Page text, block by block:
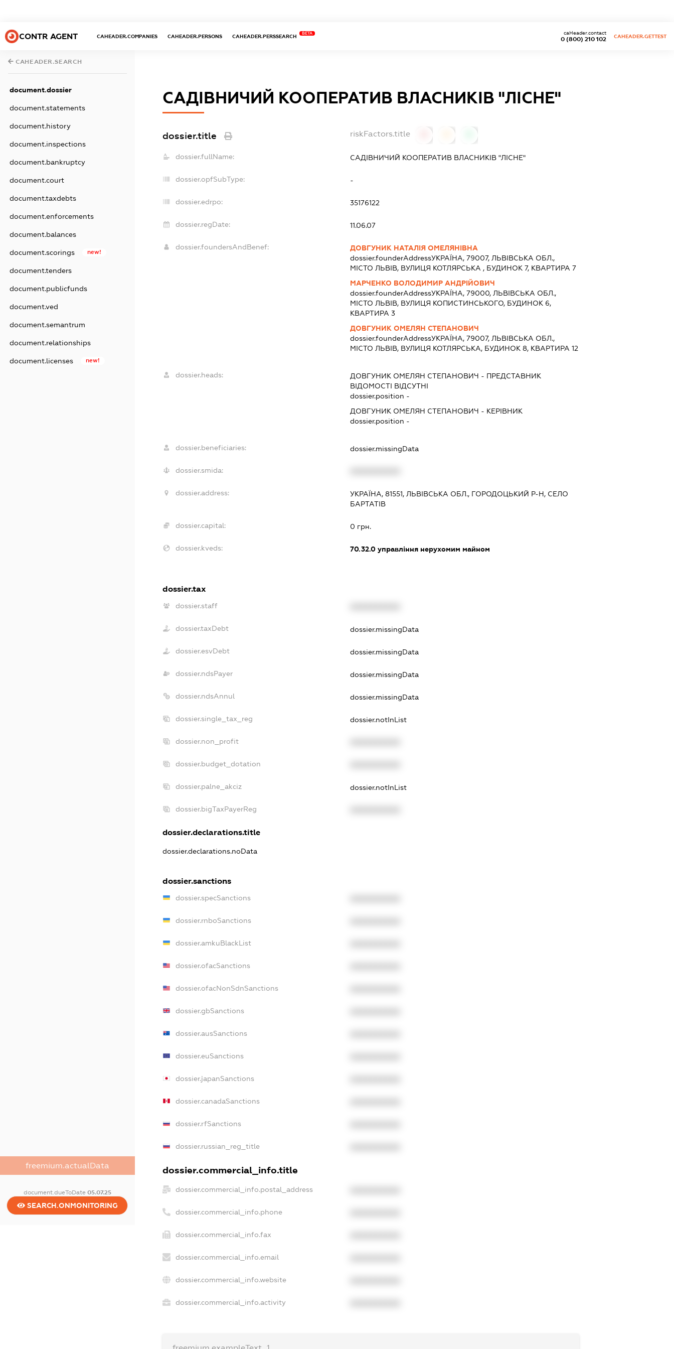
CONTR AGENT CAHEADER.COMPANIES CAHEADER.PERSONS CAHEADER.PERSSEARCH
BETA
0 (800) 210 102
caHeader.contact
CAHEADER.GETTEST
CAHEADER.SEARCH
document.dossier
document.statements
document.history
document.inspections
document.bankruptcy
document.court
document.taxdebts
document.enforcements
document.balances
document.scorings new!
document.tenders
document.publicfunds
document.ved
document.semantrum
document.relationships
document.licenses new!
freemium.actualData
document.dueToDate 05.07.25
SEARCH.ONMONITORING
САДІВНИЧИЙ КООПЕРАТИВ ВЛАСНИКІВ "ЛІСНЕ"
dossier.title riskFactors.title
dossier.fullName: САДІВНИЧИЙ КООПЕРАТИВ ВЛАСНИКІВ "ЛІСНЕ"
dossier.opfSubType: -
dossier.edrpo: 35176122
dossier.regDate: 11.06.07
dossier.foundersAndBenef:
ДОВГУНИК НАТАЛІЯ ОМЕЛЯНІВНА
dossier.founderAddressУКРАЇНА, 79007, ЛЬВІВСЬКА ОБЛ.,
МІСТО ЛЬВІВ, ВУЛИЦЯ КОТЛЯРСЬКА , БУДИНОК 7, КВАРТИРА 7
МАРЧЕНКО ВОЛОДИМИР АНДРІЙОВИЧ
dossier.founderAddressУКРАЇНА, 79000, ЛЬВІВСЬКА ОБЛ.,
МІСТО ЛЬВІВ, ВУЛИЦЯ КОПИСТИНСЬКОГО, БУДИНОК 6,
КВАРТИРА 3
ДОВГУНИК ОМЕЛЯН СТЕПАНОВИЧ
dossier.founderAddressУКРАЇНА, 79007, ЛЬВІВСЬКА ОБЛ.,
МІСТО ЛЬВІВ, ВУЛИЦЯ КОТЛЯРСЬКА, БУДИНОК 8, КВАРТИРА 12
dossier.heads: ДОВГУНИК ОМЕЛЯН СТЕПАНОВИЧ - ПРЕДСТАВНИК
ВІДОМОСТІ ВІДСУТНІ
dossier.position -
ДОВГУНИК ОМЕЛЯН СТЕПАНОВИЧ - КЕРІВНИК
dossier.position -
dossier.beneficiaries: dossier.missingData
dossier.smida:
dossier.address:
УКРАЇНА, 81551, ЛЬВІВСЬКА ОБЛ., ГОРОДОЦЬКИЙ Р-Н, СЕЛО
БАРТАТІВ
dossier.capital: 0 грн.
dossier.kveds: 70.32.0управління нерухомим майном
dossier.tax
dossier.staff
dossier.taxDebt dossier.missingData
dossier.esvDebt dossier.missingData
dossier.ndsPayer dossier.missingData
dossier.ndsAnnul dossier.missingData
dossier.single_tax_reg dossier.notInList
dossier.non_profit
dossier.budget_dotation
dossier.palne_akciz dossier.notInList
dossier.bigTaxPayerReg
dossier.declarations.title
dossier.declarations.noData
dossier.sanctions
dossier.specSanctions
dossier.rnboSanctions
dossier.amkuBlackList
dossier.ofacSanctions
dossier.ofacNonSdnSanctions
dossier.gbSanctions
dossier.ausSanctions
dossier.euSanctions
dossier.japanSanctions
dossier.canadaSanctions
dossier.rfSanctions
dossier.russian_reg_title
dossier.commercial_info.title
dossier.commercial_info.postal_address
dossier.commercial_info.phone
dossier.commercial_info.fax
dossier.commercial_info.email
dossier.commercial_info.website
dossier.commercial_info.activity